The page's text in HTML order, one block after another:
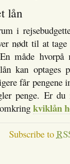
lån
i
nødt til at
måde hvorpå
kan optages
får pengene
penge. Er du
kviklån
Subscribe to